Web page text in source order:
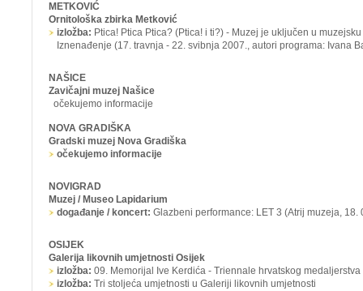
METKOVIĆ
Ornitološka zbirka Metković
izložba: Ptica! Ptica Ptica? (Ptica! i ti?) - Muzej je uključen u
Iznenađenje (17. travnja - 22. svibnja 2007., autori programa: Ivana
NAŠICE
Zavičajni muzej Našice
očekujemo informacije
NOVA GRADIŠKA
Gradski muzej Nova Gradiška
očekujemo informacije
NOVIGRAD
Muzej / Museo Lapidarium
događanje / koncert: Glazbeni performance: LET 3 (Atrij muzeja, 18.
OSIJEK
Galerija likovnih umjetnosti Osijek
izložba: 09. Memorijal Ive Kerdića - Triennale hrvatskog
izložba: Tri stoljeća umjetnosti u Galeriji likovnih umjetnosti